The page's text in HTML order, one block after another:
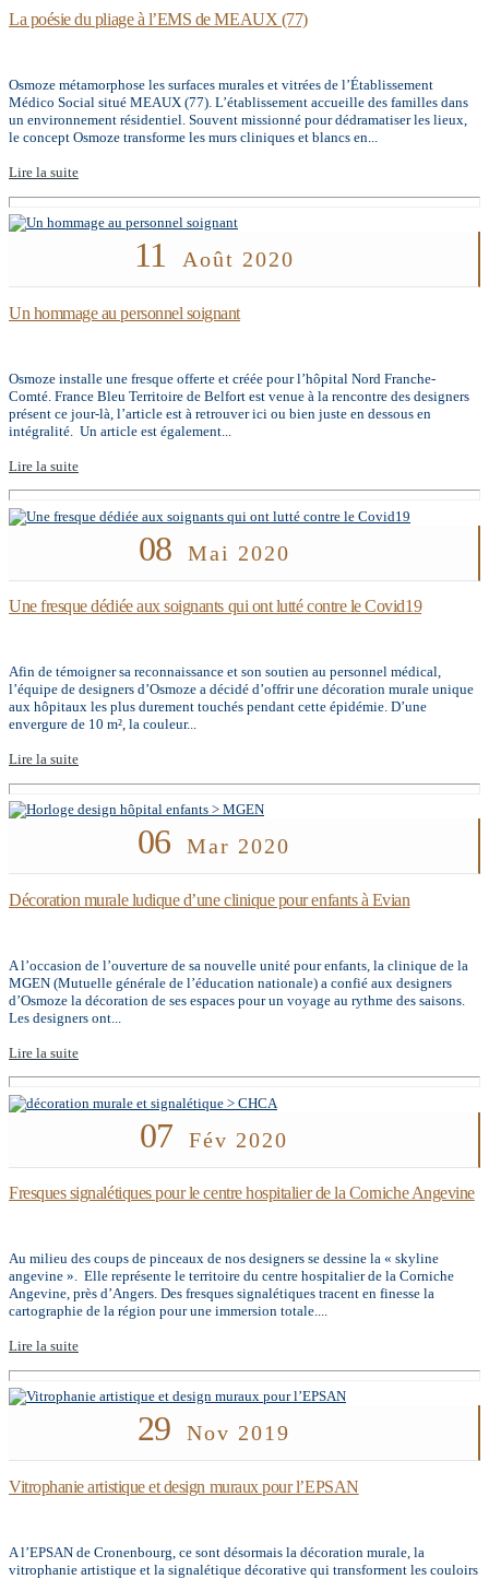
La poésie du pliage à l’EMS de MEAUX (77)
Osmoze métamorphose les surfaces murales et vitrées de l’Établissement
Médico Social situé MEAUX (77). L’établissement accueille des familles dans
un environnement résidentiel. Souvent missionné pour dédramatiser les lieux,
le concept Osmoze transforme les murs cliniques et blancs en...
Lire la suite
11 Août 2020
Un hommage au personnel soignant
Osmoze installe une fresque offerte et créée pour l’hôpital Nord Franche-
Comté. France Bleu Territoire de Belfort est venue à la rencontre des designers
présent ce jour-là, l’article est à retrouver ici ou bien juste en dessous en
intégralité. Un article est également...
Lire la suite
08 Mai 2020
Une fresque dédiée aux soignants qui ont lutté contre le Covid19
Afin de témoigner sa reconnaissance et son soutien au personnel médical,
l’équipe de designers d’Osmoze a décidé d’offrir une décoration murale unique
aux hôpitaux les plus durement touchés pendant cette épidémie. D’une
envergure de 10 m², la couleur...
Lire la suite
06 Mar 2020
Décoration murale ludique d’une clinique pour enfants à Evian
A l’occasion de l’ouverture de sa nouvelle unité pour enfants, la clinique de la
MGEN (Mutuelle générale de l’éducation nationale) a confié aux designers
d’Osmoze la décoration de ses espaces pour un voyage au rythme des saisons.
Les designers ont...
Lire la suite
07 Fév 2020
Fresques signalétiques pour le centre hospitalier de la Corniche Angevine
Au milieu des coups de pinceaux de nos designers se dessine la « skyline
angevine ». Elle représente le territoire du centre hospitalier de la Corniche
Angevine, près d’Angers. Des fresques signalétiques tracent en finesse la
cartographie de la région pour une immersion totale....
Lire la suite
29 Nov 2019
Vitrophanie artistique et design muraux pour l’EPSAN
A l’EPSAN de Cronenbourg, ce sont désormais la décoration murale, la
vitrophanie artistique et la signalétique décorative qui transforment les couloirs